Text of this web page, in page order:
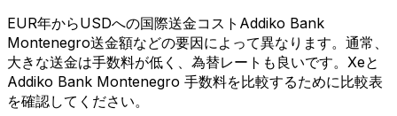
EUR年からUSDへの国際送金コストAddiko Bank
Montenegro送金額などの要因によって異なります。通常、
大きな送金は手数料が低く、為替レートも良いです。Xeと
Addiko Bank Montenegro 手数料を比較するために比較表
を確認してください。